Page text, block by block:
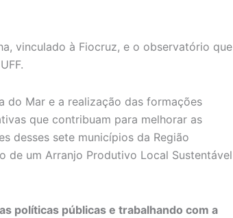
vinculado à Fiocruz, e o observatório que
do Mar e a realização das formações
que contribuam para melhorar as
desses sete municípios da Região
de um Arranjo Produtivo Local Sustentável
políticas públicas e trabalhando com a